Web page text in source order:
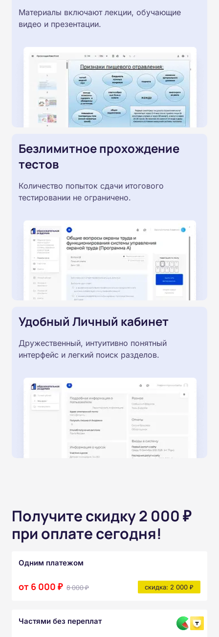
Материалы включают лекции, обучающие
видео и презентации.
Безлимитное прохождение
тестов
Количество попыток сдачи итогового
тестировании не ограничено.
Удобный Личный кабинет
Дружественный, интуитивно понятный
интерфейс и легкий поиск разделов.
Получите скидку 2 000 ₽
при оплате сегодня!
Одним платежом
от 6 000 ₽ 8 000 ₽ скидка: 2 000 ₽
Частями без переплат